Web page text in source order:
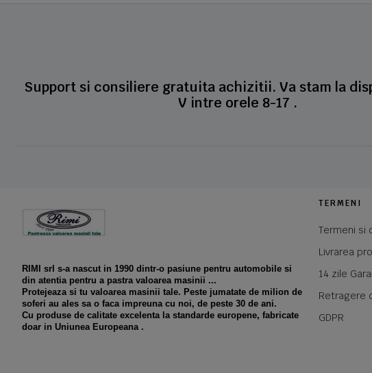
Support si consiliere gratuita achizitii. Va stam la
V intre orele 8-17 .
RIMI srl s-a nascut in 1990 dintr-o pasiune pentru automobile si
din atentia pentru a pastra valoarea masinii ...
Protejeaza si tu valoarea masinii tale. Peste jumatate de milion de
soferi au ales sa o faca impreuna cu noi, de peste 30 de ani.
Cu produse de calitate excelenta la standarde europene, fabricate
doar in Uniunea Europeana .
TERMENI
Termeni si
Livrarea
14 zile
Retragere
GDPR